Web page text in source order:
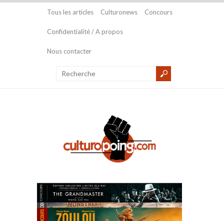
Tous les articles Culturonews Concours
Confidentialité / A propos
Nous contacter